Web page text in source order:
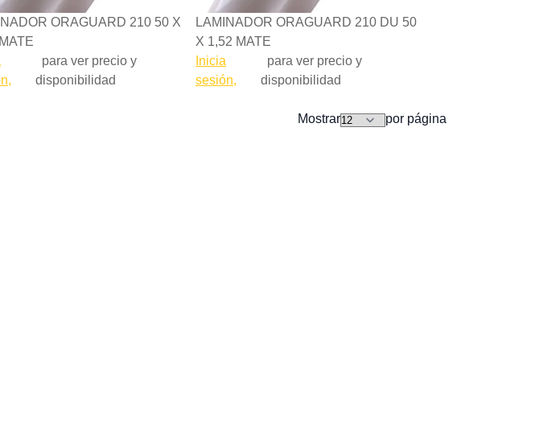
ORAGUARD 210 50 X
para ver precio y
disponibilidad
LAMINADOR ORAGUARD 210 DU 50
X 1,52 MATE
Inicia
sesión,
para ver precio y
disponibilidad
Mostrar por página